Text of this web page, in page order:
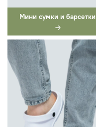
Мини сумки и барсетки